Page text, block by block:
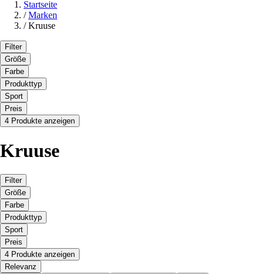
Startseite
/ Marken
/ Kruuse
Filter
Größe
Farbe
Produkttyp
Sport
Preis
4 Produkte anzeigen
Kruuse
Filter
Größe
Farbe
Produkttyp
Sport
Preis
4 Produkte anzeigen
Relevanz